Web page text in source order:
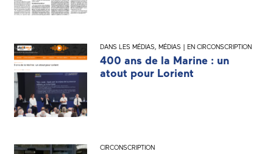
DANS LES MÉDIAS, MÉDIAS | EN CIRCONSCRIPTION
400 ans de la Marine : un
atout pour Lorient
CIRCONSCRIPTION